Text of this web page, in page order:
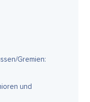
Gremien:
und